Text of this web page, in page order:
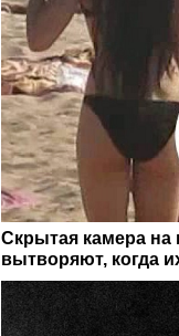
Скрытая камера
вытворяют, когда